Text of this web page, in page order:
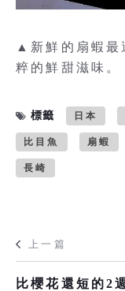
▲新鮮的扇蝦最
粹的鮮甜滋味
標籤 日本
比目魚 扇蝦
長崎
上一篇
比櫻花還短的2